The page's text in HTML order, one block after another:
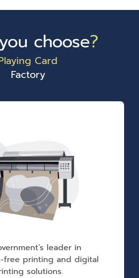
choose?
Card
Factory
leader in
free printing and digital
solutions.